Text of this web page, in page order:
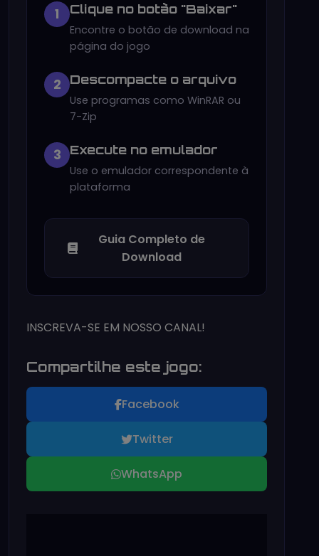
1 Clique no botão "Baixar"
Encontre o botão de download na
página do jogo
2 Descompacte o arquivo
Use programas como WinRAR ou
7-Zip
3 Execute no emulador
Use o emulador correspondente à
plataforma
Guia Completo de
Download
INSCREVA-SE EM NOSSO CANAL!
Compartilhe este jogo:
Facebook
Twitter
WhatsApp